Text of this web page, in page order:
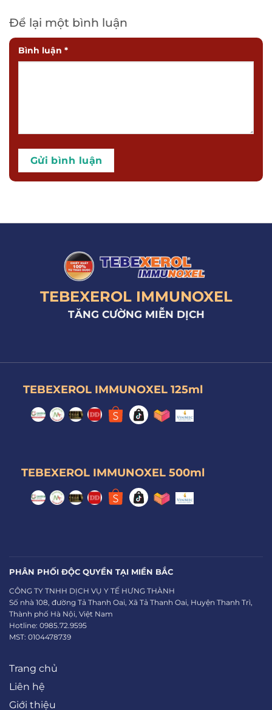
Để lại một bình luận
Bình luận *
TEBEXEROL IMMUNOXEL
TĂNG CƯỜNG MIỄN DỊCH
TEBEXEROL IMMUNOXEL 125ml
TEBEXEROL IMMUNOXEL 500ml
PHÂN PHỐI ĐỘC QUYỀN TẠI MIỀN BẮC
CÔNG TY TNHH DỊCH VỤ Y TẾ HƯNG THÀNH
Số nhà 108, đường Tả Thanh Oai, Xã Tả Thanh Oai, Huyện Thanh Trì,
Thành phố Hà Nội, Việt Nam
Hotline: 0985.72.9595
MST: 0104478739
Trang chủ
Liên hệ
Giới thiệu